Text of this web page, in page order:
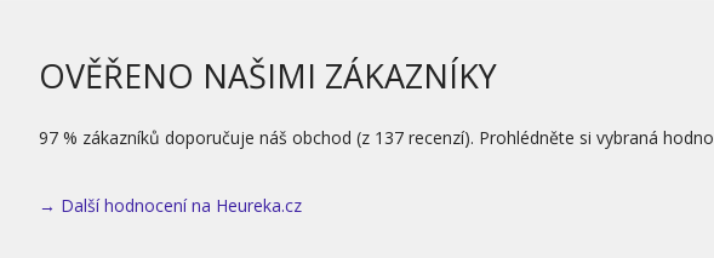
OVĚŘENO NAŠIMI ZÁKAZNÍKY
97 % zákazníků doporučuje náš obchod (z 137 recenzí). Prohlédněte si vybraná
→ Další hodnocení na Heureka.cz